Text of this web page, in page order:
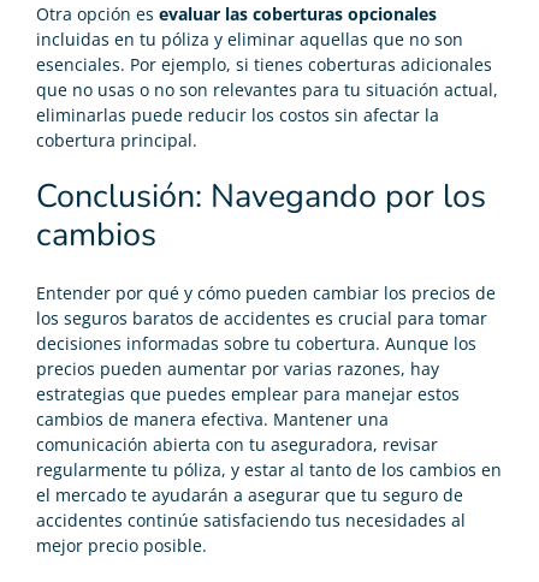
Otra opción es evaluar las coberturas opcionales
incluidas en tu póliza y eliminar aquellas que no son
esenciales. Por ejemplo, si tienes coberturas adicionales
que no usas o no son relevantes para tu situación actual,
eliminarlas puede reducir los costos sin afectar la
cobertura principal.
Conclusión: Navegando por los
cambios
Entender por qué y cómo pueden cambiar los precios de
los seguros baratos de accidentes es crucial para tomar
decisiones informadas sobre tu cobertura. Aunque los
precios pueden aumentar por varias razones, hay
estrategias que puedes emplear para manejar estos
cambios de manera efectiva. Mantener una
comunicación abierta con tu aseguradora, revisar
regularmente tu póliza, y estar al tanto de los cambios en
el mercado te ayudarán a asegurar que tu seguro de
accidentes continúe satisfaciendo tus necesidades al
mejor precio posible.